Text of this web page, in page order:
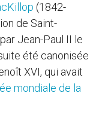
(1842-
de Saint-
Jean-Paul II le
été canonisée
XVI, qui avait
mondiale de la